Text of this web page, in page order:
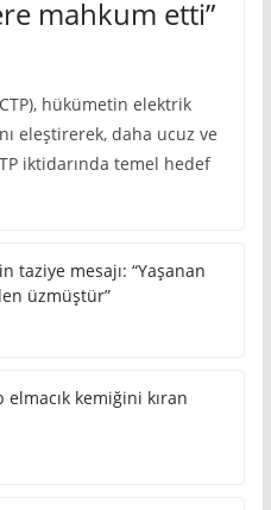
mahkum etti”
hükümetin elektrik
eleştirerek, daha ucuz ve
iktidarında temel hedef
taziye mesajı: “Yaşanan
üzmüştür”
elmacık kemiğini kıran